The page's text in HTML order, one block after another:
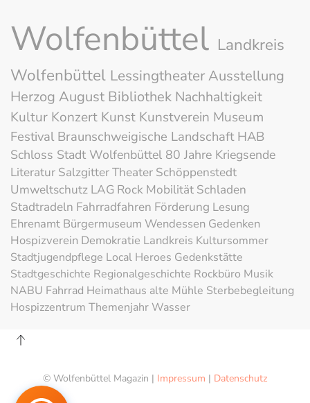
Wolfenbüttel Landkreis
Wolfenbüttel LessingtheaterAusstellung
Herzog August Bibliothek Nachhaltigkeit
Kultur Konzert Kunst Kunstverein Museum
Festival Braunschweigische Landschaft HAB
Schloss Stadt Wolfenbüttel 80 Jahre Kriegsende
Literatur SalzgitterTheater Schöppenstedt
Umweltschutz LAG Rock Mobilität Schladen
Stadtradeln Fahrradfahren Förderung Lesung
Ehrenamt Bürgermuseum Wendessen Gedenken
Hospizverein Demokratie Landkreis Kultursommer
Stadtjugendpflege Local Heroes Gedenkstätte
Stadtgeschichte Regionalgeschichte Rockbüro Musik
NABU Fahrrad Heimathaus alte Mühle Sterbebegleitung
Hospizzentrum Themenjahr Wasser
© Wolfenbüttel Magazin | Impressum | Datenschutz